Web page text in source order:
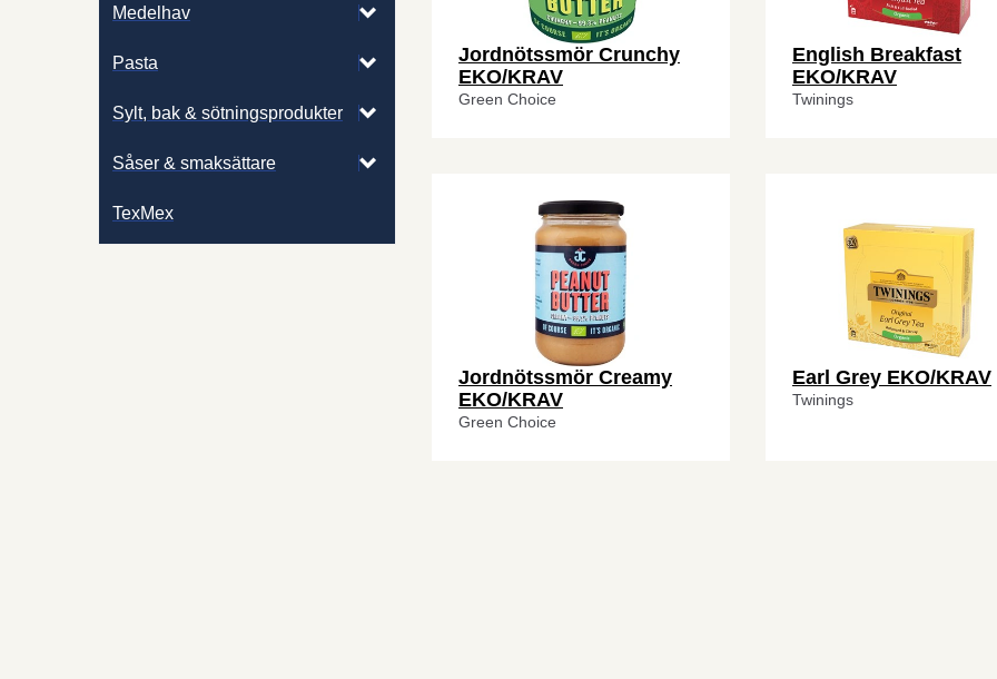
Medelhav
Pasta
Sylt, bak & sötningsprodukter
Såser & smaksättare
TexMex
Jordnötssmör Crunchy
EKO/KRAV
Green Choice
English Breakfast
EKO/KRAV
Twinings
Jordnötssmör Creamy
EKO/KRAV
Green Choice
Earl Grey EKO/KRAV
Twinings